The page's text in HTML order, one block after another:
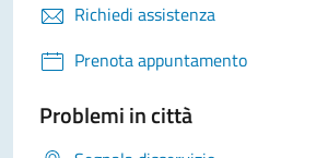
Richiedi assistenza
Prenota appuntamento
Problemi in città